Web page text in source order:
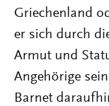
Griechenland
er sich durch
Armut und
Angehörige
Barnet